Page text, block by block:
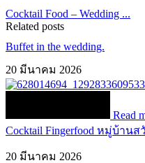
Cocktail Food – Wedding ...
Related posts
Buffet in the wedding.
20 มีนาคม 2026
Read
Cocktail Fingerfood หมู่บ้าน
20 มีนาคม 2026